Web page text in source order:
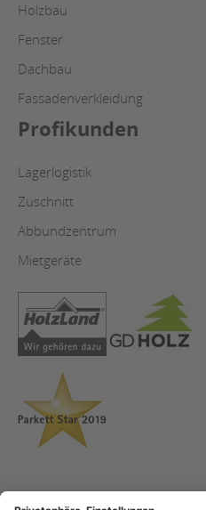
Holzbau
Fenster
Dachbau
Fassadenverkleidung
Profikunden
Lagerlogistik
Zuschnitt
Abbundzentrum
Mietgeräte